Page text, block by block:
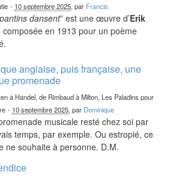
- 10 septembre 2025, par Francis
dansent” est une œuvre d’Erik
composée en 1913 pour un poème
anglaise, puis française, une
promenade
à Handel, de Rimbaud à Milton, Les Paladins pour
- 10 septembre 2025, par Dominique
musicale resté chez soi par
temps, par exemple. Ou estropié, ce
ne souhaite à personne. D.M.